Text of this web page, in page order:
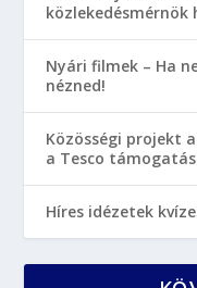
Nyári filmek – Ha
nézned!
Közösségi projekt
a Tesco
Híres idézetek